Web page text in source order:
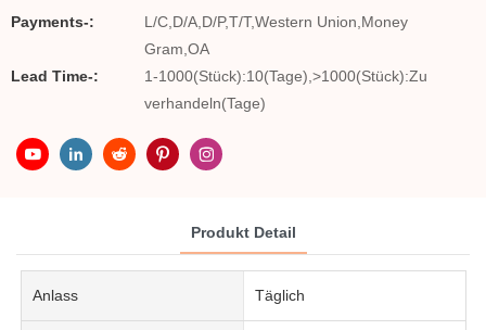
Payments-:
L/C,D/A,D/P,T/T,Western Union,Money
Gram,OA
Lead Time-:
1-1000(Stück):10(Tage),>1000(Stück):Zu
verhandeln(Tage)
Produkt Detail
Anlass Täglich